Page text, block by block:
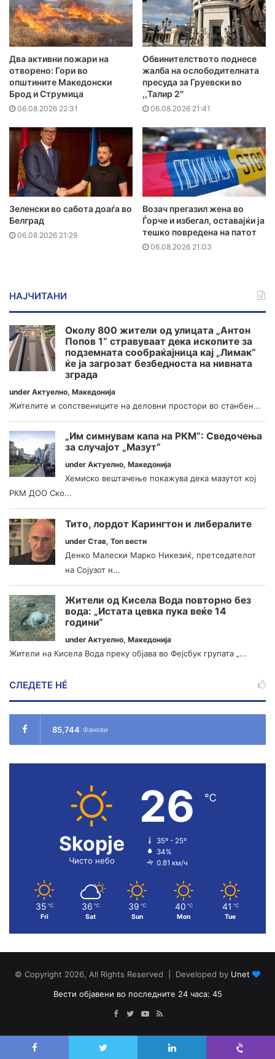
Два активни пожари на
отворено: Гори во
општините Македонски
Брод и Струмица
06.08.2026 22:31
Обвинителството поднесе
жалба на ослободителната
пресуда за Груевски во
,,Талир 2″
06.08.2026 21:41
Зеленски во сабота доаѓа во
Белград
06.08.2026 21:29
Возач прегазил жена во
Ѓорче и избегал, оставајќи ја
тешко повредена на патот
06.08.2026 21:03
НАЈЧИТАНИ
Околу 800 жители од улицата „Антон
Попов 1“ стравуваат дека ископите за
подземната сообраќајница кај „Лимак“
ќе ја загрозат безбедноста на нивната
зграда
under Актуелно, Македонија
Жителите и сопствениците на деловни простори во станбен...
„Им симнувам капа на РКМ“: Сведочења
за случајот „Мазут“
under Актуелно, Македонија
Хемиско вештачење покажува дека мазутот кој
РКМ ДОО Ско...
Тито, лордот Карингтон и либералите
under Став, Топ вести
Денко Малески Марко Никезиќ, претседателот
на Сојузот н...
Жители од Кисела Вода повторно без
вода: „Истата цевка пука веќе 14
години“
under Актуелно, Македонија
Жители на Кисела Вода преку објава во Фејсбук групата „...
СЛЕДЕТЕ НÉ
85,744 Фанови
Skopje
Чисто небо
26 ℃
35º - 25º
34%
0.81 км/ч
35 ℃
Fri
36 ℃
Sat
39 ℃
Sun
40 ℃
Mon
41 ℃
Tue
© Copyright 2026, All Rights Reserved | Developed by Unet
Вести објавени во последните 24 часа: 45
Facebook
TwitterYouTube
RSS